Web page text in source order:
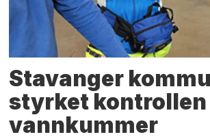
Stavanger
styrket kontrollen
vannkummer